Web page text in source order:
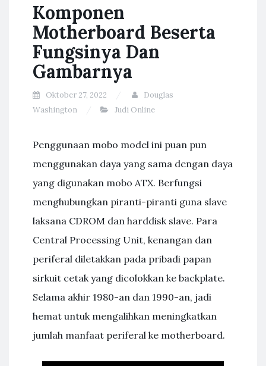
Komponen
Motherboard Beserta
Fungsinya Dan
Gambarnya
Oktober 27, 2022
Douglas
Washington
Judi Online
Penggunaan mobo model ini puan pun
menggunakan daya yang sama dengan daya
yang digunakan mobo ATX. Berfungsi
menghubungkan piranti-piranti guna slave
laksana CDROM dan harddisk slave. Para
Central Processing Unit, kenangan dan
periferal diletakkan pada pribadi papan
sirkuit cetak yang dicolokkan ke backplate.
Selama akhir 1980-an dan 1990-an, jadi
hemat untuk mengalihkan meningkatkan
jumlah manfaat periferal ke motherboard.